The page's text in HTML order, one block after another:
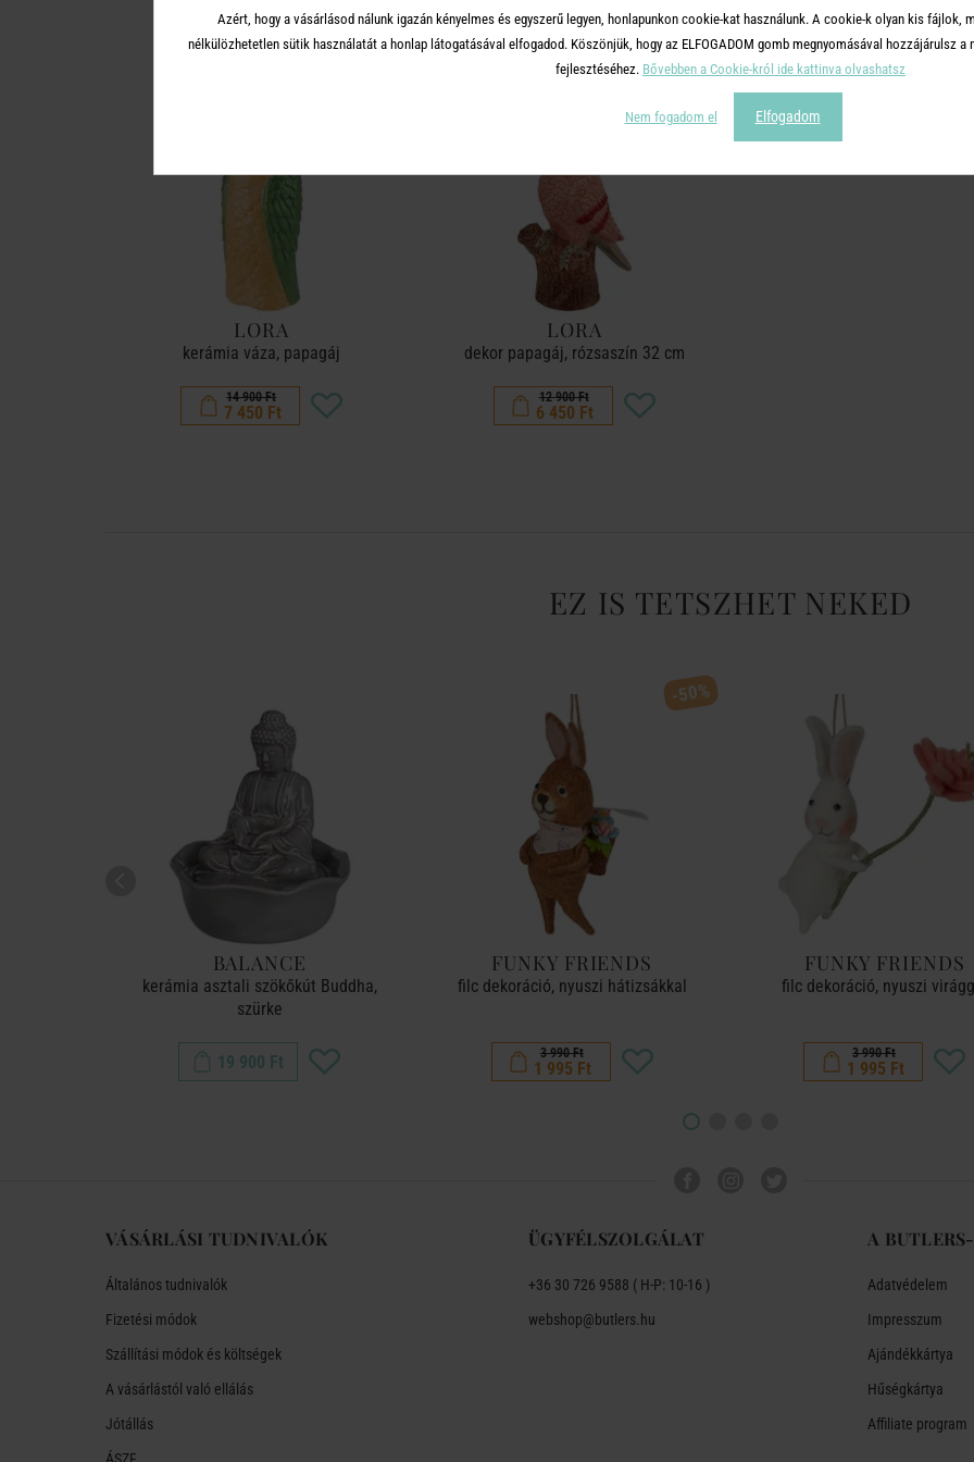
LORA
kerámia váza, papagáj
14 900 Ft
7 450 Ft
-50%
LORA
dekor papagáj, rózsaszín 32 cm
12 900 Ft
6 450 Ft
EZ IS TETSZHET NEKED
BALANCE
kerámia asztali szökőkút Buddha,
szürke
19 900 Ft
-50%
FUNKY FRIENDS
filc dekoráció, nyuszi hátizsákkal
3 990 Ft
1 995 Ft
FUNKY FRIENDS
filc dekoráció, nyuszi
3 990 Ft
1 995 Ft
VÁSÁRLÁSI TUDNIVALÓK
Általános tudnivalók
Fizetési módok
Szállítási módok és költségek
A vásárlástól való ellálás
Jótállás
ÜGYFÉLSZOLGÁLAT
+36 30 726 9588 ( H-P: 10-16 )
webshop@butlers.hu
A
Adatvédelem
Impresszum
Ajándékkártya
Hűségkártya
Affiliate program
Azért, hogy a vásárlásod nálunk igazán kényelmes és egyszerű legyen, honlapunkon cookie-kat használunk. A cookie-k olyan kis fájlok,
nélkülözhetetlen sütik használatát a honlap látogatásával elfogadod. Köszönjük, hogy az ELFOGADOM gomb megnyomásával hozzájárulsz
fejlesztéséhez. Bővebben a Cookie-król ide kattinva olvashatsz
Nem fogadom el Elfogadom